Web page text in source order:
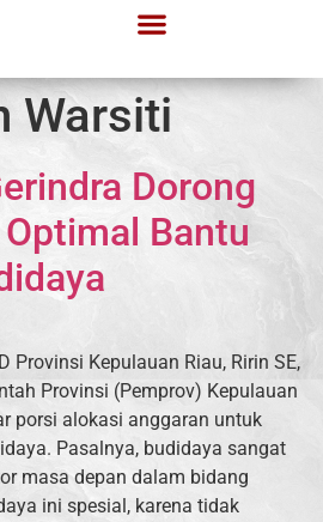
Warsiti
Dorong
Bantu
Provinsi Kepulauan Riau, Ririn SE,
Provinsi (Pemprov) Kepulauan
porsi alokasi anggaran untuk
Pasalnya, budidaya sangat
masa depan dalam bidang
ini spesial, karena tidak